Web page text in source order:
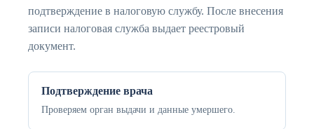
подтверждение в налоговую службу. После внесения
записи налоговая служба выдает реестровый
документ.
Подтверждение врача
Проверяем орган выдачи и данные умершего.